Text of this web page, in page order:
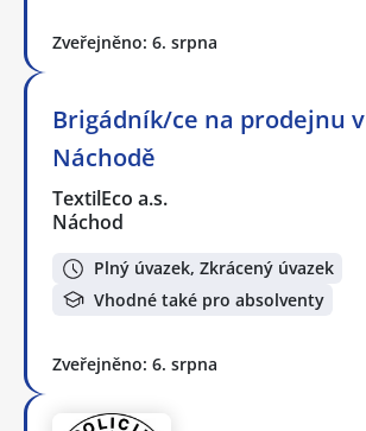
Zveřejněno: 6. srpna
Brigádník/ce na prodejnu v
Náchodě
TextilEco a.s.
Náchod
Plný úvazek, Zkrácený úvazek
Vhodné také pro absolventy
Zveřejněno: 6. srpna